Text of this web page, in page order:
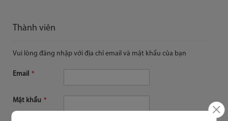
Thành viên
Vui lòng đăng nhập với địa chỉ email và mật khẩu của bạn
Email
Mật khẩu